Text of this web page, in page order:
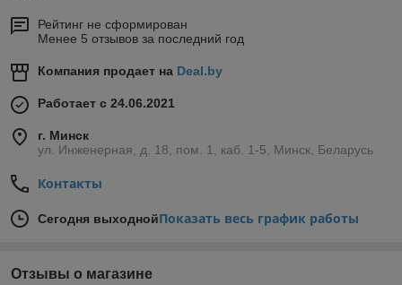
Рейтинг не сформирован
Менее 5 отзывов за последний год
Компания продает на Deal.by
Работает с 24.06.2021
г. Минск
ул. Инженерная, д. 18, пом. 1, каб. 1-5, Минск, Беларусь
Контакты
Сегодня выходнойПоказать весь график работы
Отзывы о магазине